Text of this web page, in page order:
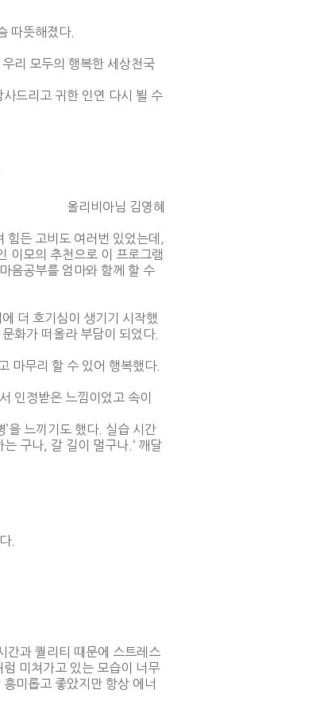
따뜻해졌다.
리 모두의 행복한 세상천국
드리고 귀한 인연 다시 뵐 수
올리비아님 김영혜
든 고비도 여러번 있었는데,
이모의 추천으로 이 프로그램
음공부를 엄마와 함께 할 수
더 호기심이 생기기 시작했
화가 떠올라 부담이 되었다.
마무리 할 수 있어 행복했다.
인정받은 느낌이었고 속이
을 느끼기도 했다. 실습 시간
구나, 갈 길이 멀구나.‘ 깨달
.
간과 퀄리티 때문에 스트레스
미쳐가고 있는 모습이 너무
미롭고 좋았지만 항상 에너